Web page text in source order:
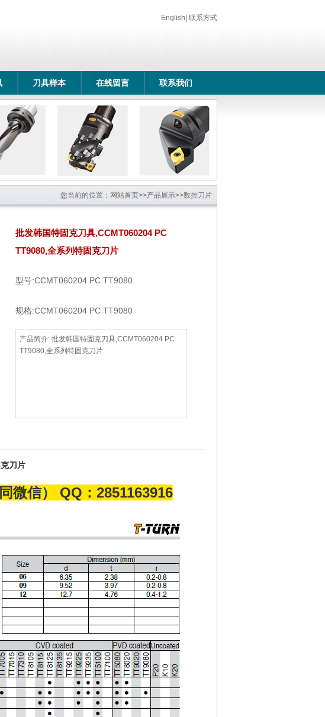
English 联系方式
刀具样本 在线留言 联系我们
您当前的位置： 网站首页>>产品展示>>数控刀片
批发韩国特固克刀具,CCMT060204 PC
TT9080,全系列特固克刀片
型号:CCMT060204 PC TT9080
规格:CCMT060204 PC TT9080
产品简介: 批发韩国特固克刀具,CCMT060204 PC
TT9080,全系列特固克刀片
刀片
微信） QQ：2851163916